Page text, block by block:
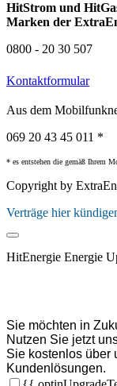
HitStrom und
Marken der
0800 - 20 30 507
Kontaktformular
Aus dem
069 20 43 45 011 *
* es entstehen die gemäß Ihrem
Copyright by
Verträge hier
HitEnergie Energie
Sie möchten in
Nutzen Sie jetzt
Sie kostenlos über
Kundenlösungen.